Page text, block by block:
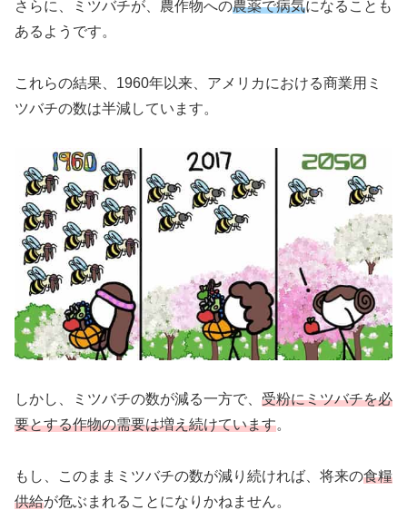
さらに、ミツバチが、農作物への農薬で病気になることも
あるようです。
これらの結果、1960年以来、アメリカにおける商業用ミ
ツバチの数は半減しています。
しかし、ミツバチの数が減る一方で、 受粉にミツバチを必
要とする作物の需要は増え続けています。
もし、このままミツバチの数が減り続ければ、将来の食糧
供給が危ぶまれることになりかねません。